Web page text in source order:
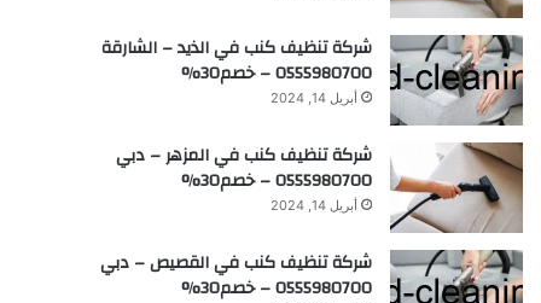
شركة تنظيف كنب في الذيد – الشارقة
0555980700 – خصم30%
أبريل 14, 2024
شركة تنظيف كنب في المزهر – دبي
0555980700 – خصم30%
أبريل 14, 2024
شركة تنظيف كنب في القصيص – دبي
0555980700 – خصم30%